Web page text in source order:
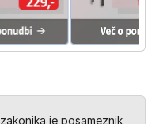
je posameznik